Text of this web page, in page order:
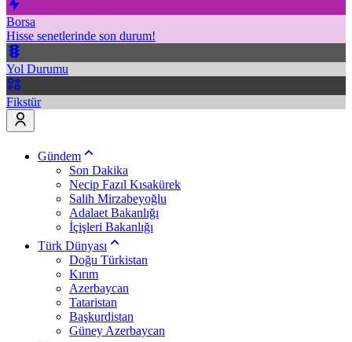
Borsa
Hisse senetlerinde son durum!
Yol Durumu
Fikstür
Gündem
Son Dakika
Necip Fazıl Kısakürek
Salih Mirzabeyoğlu
Adalaet Bakanlığı
İçişleri Bakanlığı
Türk Dünyası
Doğu Türkistan
Kırım
Azerbaycan
Tataristan
Başkurdistan
Güney Azerbaycan